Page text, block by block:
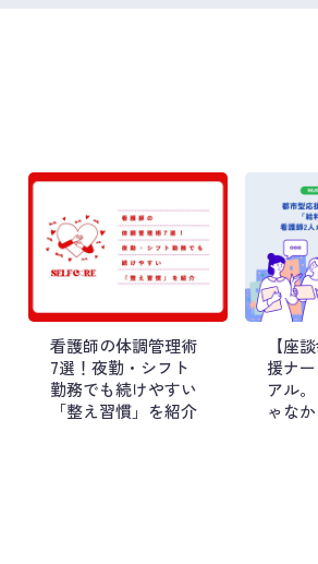
看護師の体調管理術
7選！夜勤・シフト
勤務でも続けやすい
「整え習慣」を紹介
【座
援ナ
アル
ゃなか